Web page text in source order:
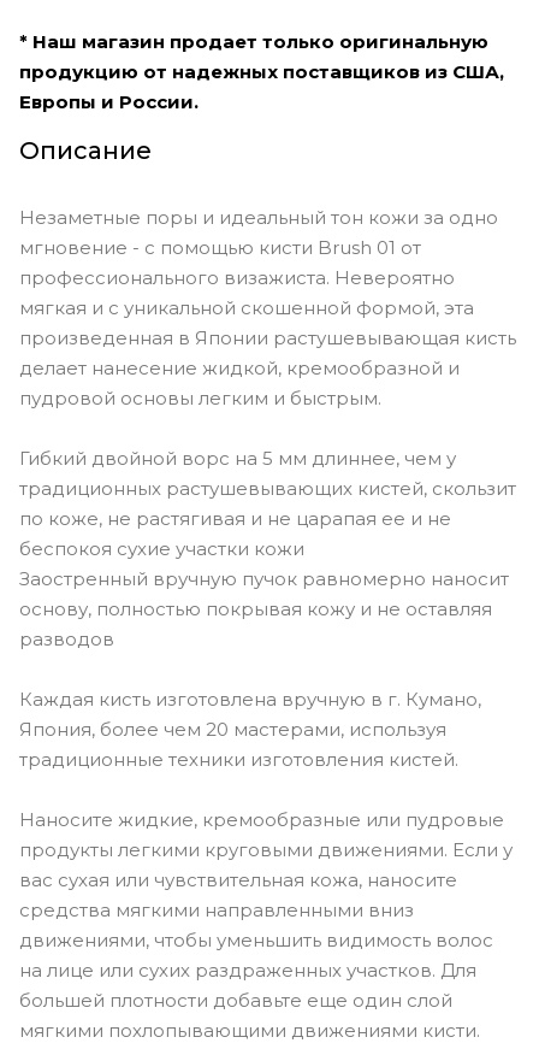
* Наш магазин продает только оригинальную
продукцию от надежных поставщиков из США,
Европы и России.
Описание
Незаметные поры и идеальный тон кожи за одно
мгновение - с помощью кисти Brush 01 от
профессионального визажиста. Невероятно
мягкая и с уникальной скошенной формой, эта
произведенная в Японии растушевывающая кисть
делает нанесение жидкой, кремообразной и
пудровой основы легким и быстрым.
Гибкий двойной ворс на 5 мм длиннее, чем у
традиционных растушевывающих кистей, скользит
по коже, не растягивая и не царапая ее и не
беспокоя сухие участки кожи
Заостренный вручную пучок равномерно наносит
основу, полностью покрывая кожу и не оставляя
разводов
Каждая кисть изготовлена вручную в г. Кумано,
Япония, более чем 20 мастерами, используя
традиционные техники изготовления кистей.
Наносите жидкие, кремообразные или пудровые
продукты легкими круговыми движениями. Если у
вас сухая или чувствительная кожа, наносите
средства мягкими направленными вниз
движениями, чтобы уменьшить видимость волос
на лице или сухих раздраженных участков. Для
большей плотности добавьте еще один слой
мягкими похлопывающими движениями кисти.